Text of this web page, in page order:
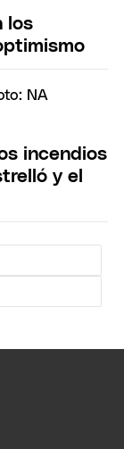
los
incendios
y el